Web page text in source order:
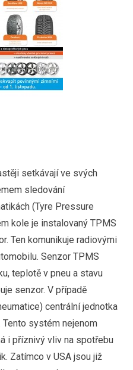
setkávají ve svých
sledování
(Tyre Pressure
kole je instalovaný TPMS
Ten komunikuje radiovými
Senzor TPMS
teplotě v pneu a stavu
senzor. V případě
centrální jednotka
systém nejenom
i příznivý vliv na spotřebu
Zatímco v USA jsou již